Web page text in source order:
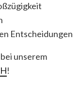
Entscheidungen
unserem
!